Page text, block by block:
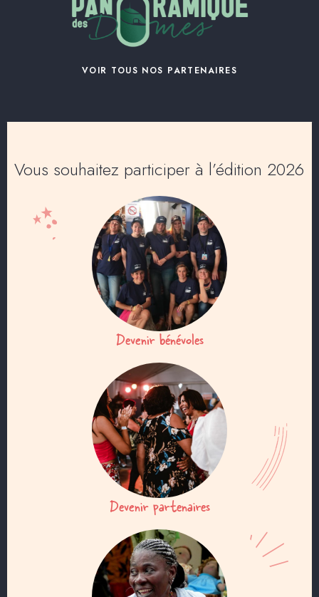
VOIR TOUS NOS PARTENAIRES
Vous souhaitez participer à l’édition 2026
Devenir bénévoles
Devenir partenaires